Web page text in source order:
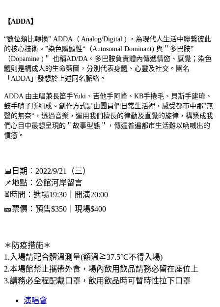
【ADDA】
“數位類比轉換” ADDA（ Analog/Digital ) ，為現代人生活中聯繫彼此
的核心技術。”染色體顯性“（Autosomal Dominant) 與＂多巴胺”
（Dopamine )＂ 也稱AD/DA。多巴胺負責體內傳遞情慾、感覺；染色
體則是構成人的生命藍圖，分別代表身體、心靈及社交。團名
「ADDA」發想於上述同名脈絡。
ADDA 由主唱兼長笛手Yuki、吉他手阿峰、KB手捲毛、貝斯手建瑋、
鼓手哨子所組成。創作方式是由團員們日常生活裡，感受都市中那”無
聲的無奈“，透過音樂，運用我們擅長的律動及直覺的旋律，構築成我
們心目中最想呈現的＂故事型態＂，傳達普遍都市生活難以吶喊出的
憤懣。
📅日期：2022/9/21（三）
📌地點：公館河岸留言
⏳時間：進場19:30｜開演20:00
🎫票價：預售$350｜現場$400
＊防疫措施＊
1.入場請配合體溫測量(額溫≧37.5°C不得入場)
2.本場館禁止攜帶外食，場內飲用飲品請務必留在座位上
3.請務必全程配戴口罩，飲用飲品時可暫時性拉下口罩
演唱會